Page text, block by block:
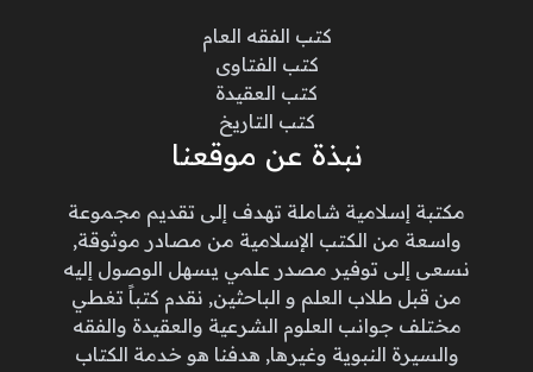
كتب الفقه العام
كتب الفتاوى
كتب العقيدة
كتب التاريخ
نبذة عن موقعنا
مكتبة إسلامية شاملة تهدف إلى تقديم مجموعة
واسعة من الكتب الإسلامية من مصادر موثوقة,
نسعى إلى توفير مصدر علمي يسهل الوصول إليه
من قبل طلاب العلم و الباحثين, نقدم كتباً تغطي
مختلف جوانب العلوم الشرعية والعقيدة والفقه
والسيرة النبوية وغيرها, هدفنا هو خدمة الكتاب